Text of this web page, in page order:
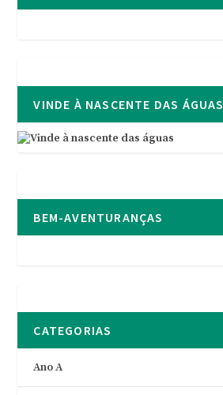
VINDE À NASCENTE DAS ÁGUAS
BEM-AVENTURANÇAS
CATEGORIAS
Ano A